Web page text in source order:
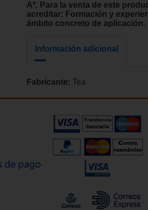
A*. Para la venta de este
acreditar: Formación y
ámbito concreto de aplicación.
Información adicional
Fabricante: Tea